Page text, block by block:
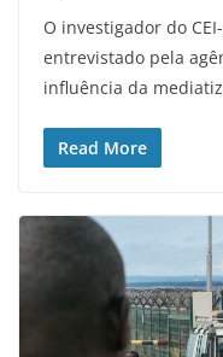
O investigador do
entrevistado pela
influência da
Read More